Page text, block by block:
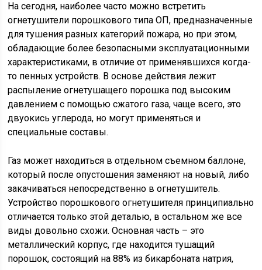
На сегодня, наиболее часто можно встретить
огнетушители порошкового типа ОП, предназначенные
для тушения разных категорий пожара, но при этом,
обладающие более безопасными эксплуатационными
характеристиками, в отличие от применявшихся когда-
то пенных устройств. В основе действия лежит
распыление огнетушащего порошка под высоким
давлением с помощью сжатого газа, чаще всего, это
двуокись углерода, но могут применяться и
специальные составы.
Газ может находиться в отдельном съемном баллоне,
который после опустошения заменяют на новый, либо
закачиваться непосредственно в огнетушитель.
Устройство порошкового огнетушителя принципиально
отличается только этой деталью, в остальном же все
виды довольно схожи. Основная часть – это
металлический корпус, где находится тушащий
порошок, состоящий на 88% из бикарбоната натрия,